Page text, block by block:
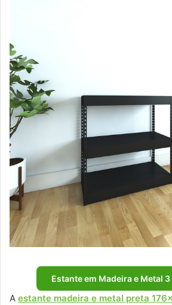
Estante em Madeira e Metal
A estante madeira e metal preta